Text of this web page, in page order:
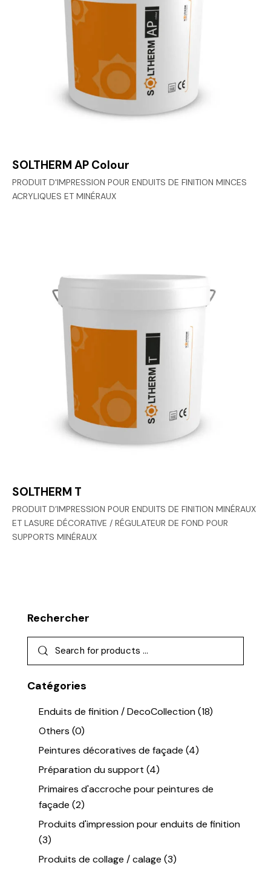
SOLTHERM AP Colour
PRODUIT D'IMPRESSION POUR ENDUITS DE FINITION MINCES
ACRYLIQUES ET MINÉRAUX
SOLTHERM T
PRODUIT D’IMPRESSION POUR ENDUITS DE FINITION MINÉRAUX
ET LASURE DÉCORATIVE / RÉGULATEUR DE FOND POUR
SUPPORTS MINÉRAUX
Rechercher
Catégories
Enduits de finition / DecoCollection(18)
Others (0)
Peintures décoratives de façade (4)
Préparation du support (4)
Primaires d'accroche pour peintures de
façade (2)
Produits d'impression pour enduits de finition
(3)
Produits de collage / calage (3)